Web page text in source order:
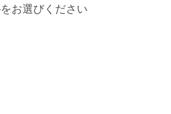
をお選びください